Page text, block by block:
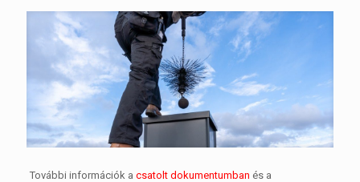
További információk a csatolt dokumentumban és a